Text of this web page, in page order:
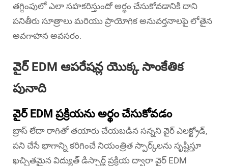
తగ్గింపులో ఎలా సహకరిస్తుందో అర్థం చేసుకోవడానికి దాని
పనితీరు సూత్రాలు మరియు ప్రాయోగిక అనువర్తనాలపై లోతైన
అవగాహన అవసరం.
వైర్ EDM ఆపరేషన్ల యొక్క సాంకేతిక
పునాది
వైర్ EDM ప్రక్రియను అర్థం చేసుకోవడం
బ్రాస్ లేదా రాగితో తయారు చేయబడిన సన్నని వైర్ ఎలక్ట్రోడ్,
పని చేసే భాగాన్ని కరిగించే నియంత్రిత స్పార్క్‌లను సృష్టిస్తూ
ఖచ్చితమైన విద్యుత్ డిస్చార్జ్ ప్రక్రియ ద్వారా వైర్ EDM